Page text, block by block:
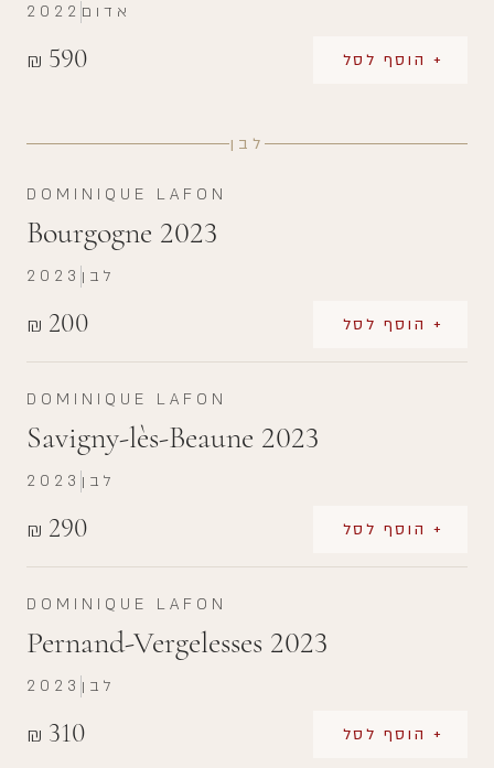
₪ 590 + הוסף לסל
2022 אדום
לבן
DOMINIQUE LAFON
Bourgogne 2023
₪ 200 + הוסף לסל
2023 לבן
DOMINIQUE LAFON
Savigny-lès-Beaune 2023
₪ 290 + הוסף לסל
2023 לבן
DOMINIQUE LAFON
Pernand-Vergelesses 2023
₪ 310 + הוסף לסל
2023 לבן